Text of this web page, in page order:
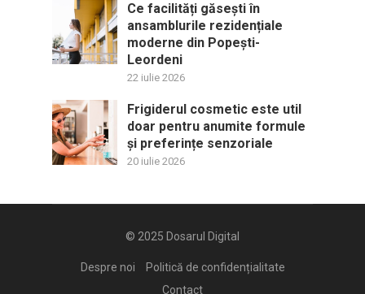
Ce facilități găsești în
ansamblurile rezidențiale
moderne din Popești-
Leordeni
22 iulie 2026
Frigiderul cosmetic este util
doar pentru anumite formule
și preferințe senzoriale
20 iulie 2026
© 2025 Dosarul Digital
Despre noi
Politică de confidențialitate
Contact